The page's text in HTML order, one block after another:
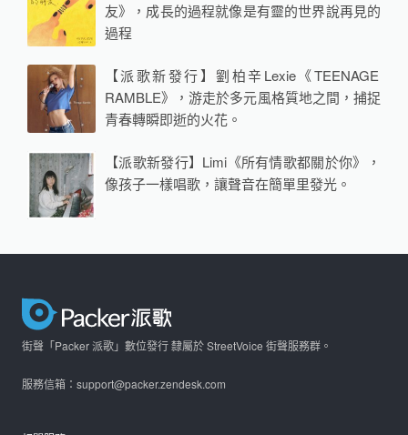
友》，成長的過程就像是有靈的世界說再見的
過程
【派歌新發行】劉柏辛Lexie《TEENAGE
RAMBLE》，游走於多元風格質地之間，捕捉
青春轉瞬即逝的火花。
【派歌新發行】Limi《所有情歌都關於你》，
像孩子一樣唱歌，讓聲音在簡單里發光。
街聲「Packer 派歌」數位發行 隸屬於 StreetVoice 街聲服務群。
服務信箱：support@packer.zendesk.com